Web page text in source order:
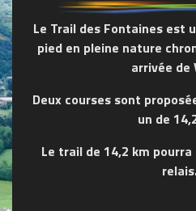
Le Trail des Fontaines est
pied en pleine nature
arrivée de
Deux courses sont
un de
Le trail de 14,2 km